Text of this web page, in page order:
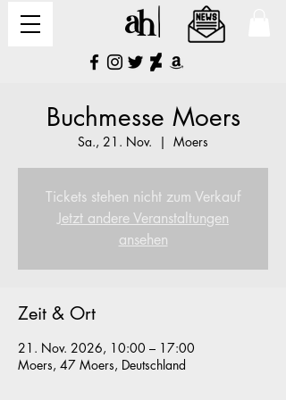
Buchmesse Moers
Sa., 21. Nov.
  |
Moers
Tickets stehen nicht zum Verkauf
Jetzt andere Veranstaltungen
ansehen
Zeit & Ort
21. Nov. 2026, 10:00 – 17:00
Moers, 47 Moers, Deutschland